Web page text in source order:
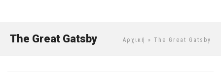
Αρχική » The Great Gatsby
The Great Gatsby